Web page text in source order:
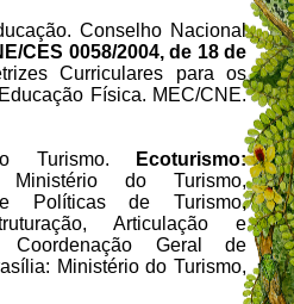
Conselho Nacional
CES 0058/2004, de 18 de
Curriculares para os
Física. MEC/CNE.
Turismo.
Ecoturismo:
do Turismo,
Políticas de Turismo,
Articulação e
Coordenação Geral de
Ministério do Turismo,